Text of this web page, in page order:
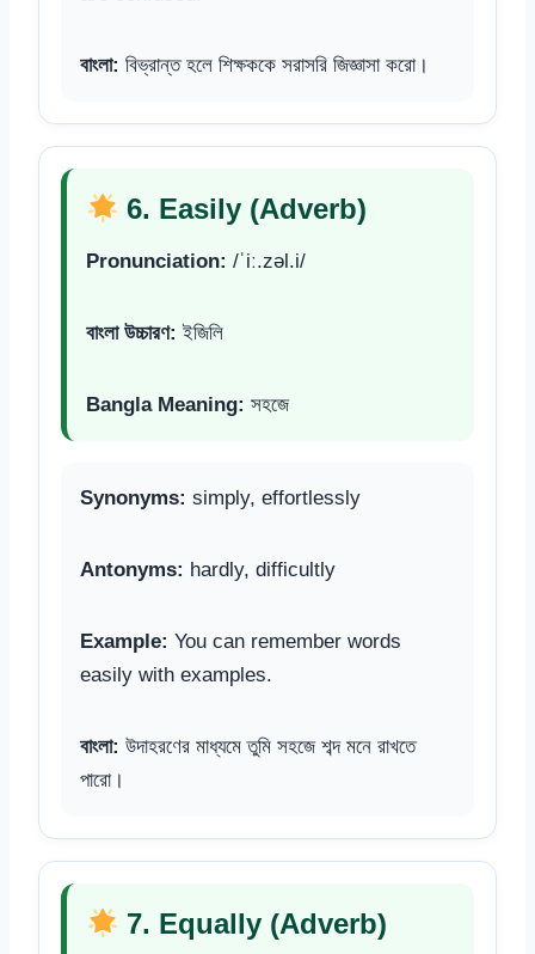
বাংলা: বিভ্রান্ত হলে শিক্ষককে সরাসরি জিজ্ঞাসা করো।
6. Easily (Adverb)
Pronunciation: /ˈiː.zəl.i/
বাংলা উচ্চারণ: ইজিলি
Bangla Meaning: সহজে
Synonyms: simply, effortlessly
Antonyms: hardly, difficultly
Example: You can remember words
easily with examples.
বাংলা: উদাহরণের মাধ্যমে তুমি সহজে শব্দ মনে রাখতে
পারো।
7. Equally (Adverb)